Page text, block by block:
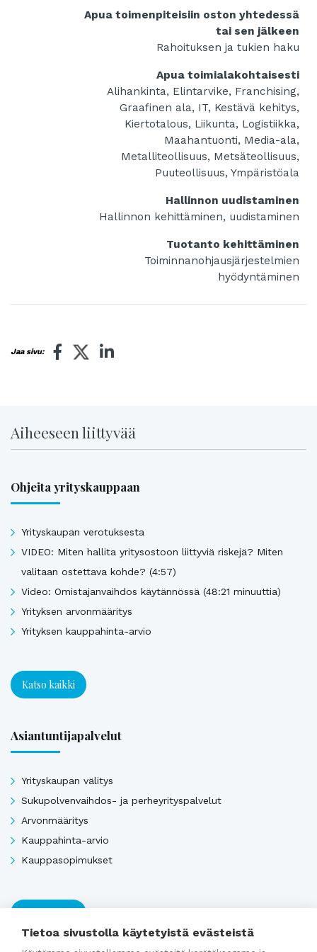
Apua toimenpiteisiin oston yhtedessä
tai sen jälkeen
Rahoituksen ja tukien haku
Apua toimialakohtaisesti
Alihankinta, Elintarvike, Franchising,
Graafinen ala, IT, Kestävä kehitys,
Kiertotalous, Liikunta, Logistiikka,
Maahantuonti, Media-ala,
Metalliteollisuus, Metsäteollisuus,
Puuteollisuus, Ympäristöala
Hallinnon uudistaminen
Hallinnon kehittäminen, uudistaminen
Tuotanto kehittäminen
Toiminnanohjausjärjestelmien
hyödyntäminen
Jaa sivu:
Aiheeseen liittyvää
Ohjeita yrityskauppaan
Yrityskaupan verotuksesta
VIDEO: Miten hallita yritysostoon liittyviä riskejä? Miten
valitaan ostettava kohde? (4:57)
Video: Omistajanvaihdos käytännössä (48:21 minuuttia)
Yrityksen arvonmääritys
Yrityksen kauppahinta-arvio
Katso kaikki
Asiantuntijapalvelut
Yrityskaupan välitys
Sukupolvenvaihdos- ja perheyrityspalvelut
Arvonmääritys
Kauppahinta-arvio
Kauppasopimukset
Tietoa sivustolla käytetyistä evästeistä